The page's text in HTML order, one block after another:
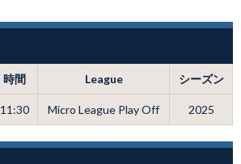
時間 League シーズン
11:30 Micro League Play Off 2025